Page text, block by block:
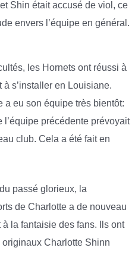
Shin était accusé de viol, ce
envers l’équipe en général.
les Hornets ont réussi à
s’installer en Louisiane.
a eu son équipe très bientôt:
l’équipe précédente prévoyait
club. Cela a été fait en
passé glorieux, la
de Charlotte a de nouveau
la fantaisie des fans. Ils ont
Charlotte Shinn